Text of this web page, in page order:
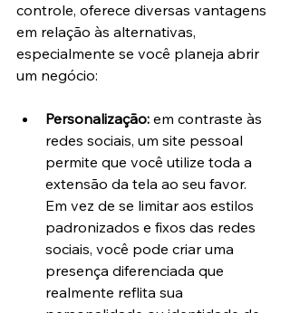
controle, oferece diversas vantagens
em relação às alternativas,
especialmente se você planeja abrir
um negócio:
Personalização: em contraste às
redes sociais, um site pessoal
permite que você utilize toda a
extensão da tela ao seu favor.
Em vez de se limitar aos estilos
padronizados e fixos das redes
sociais, você pode criar uma
presença diferenciada que
realmente reflita sua